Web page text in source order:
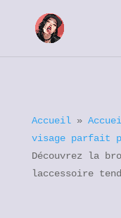
Accueil»
visage parfait
Découvrez la
laccessoire